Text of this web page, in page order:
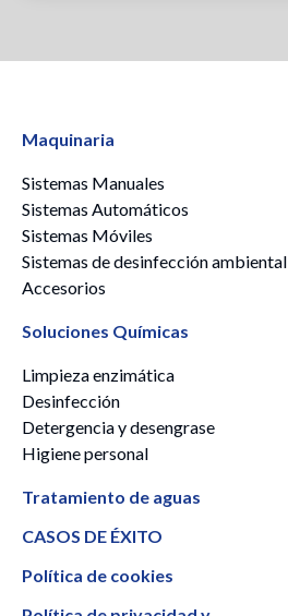
Maquinaria
Sistemas Manuales
Sistemas Automáticos
Sistemas Móviles
Sistemas de desinfección ambiental
Accesorios
Soluciones Químicas
Limpieza enzimática
Desinfección
Detergencia y desengrase
Higiene personal
Tratamiento de aguas
CASOS DE ÉXITO
Política de cookies